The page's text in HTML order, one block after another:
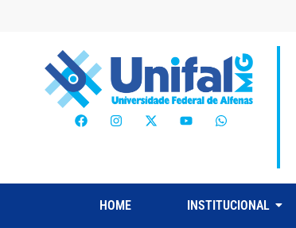
HOME INSTITUCIONAL